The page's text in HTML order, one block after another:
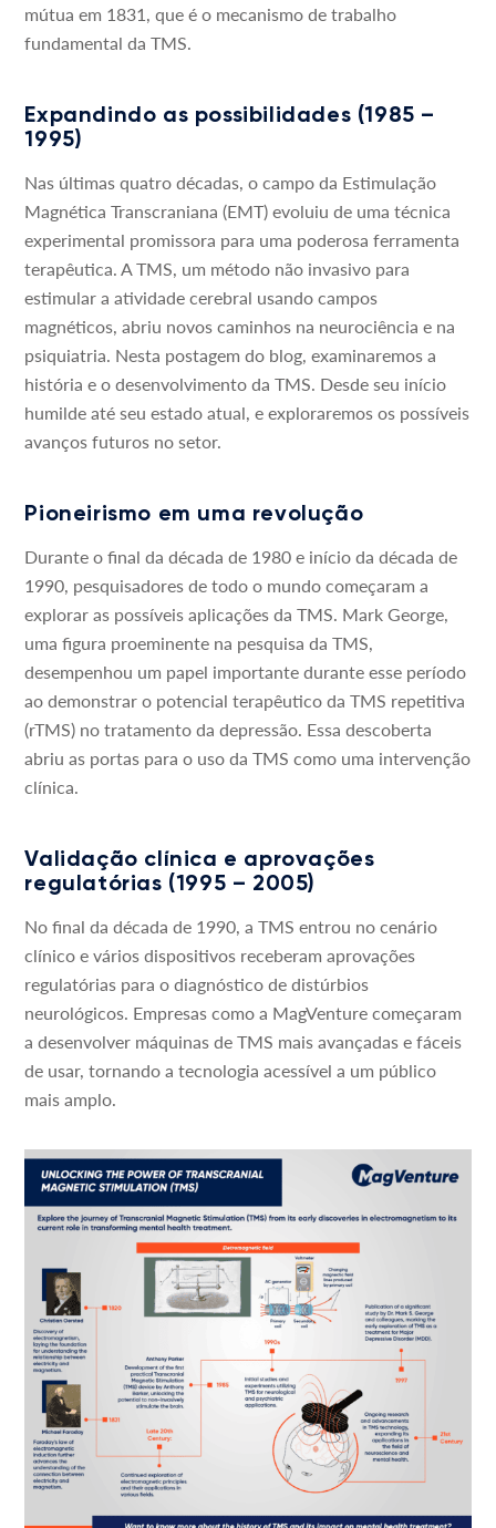
mútua em 1831, que é o mecanismo de trabalho
fundamental da TMS.
Expandindo as possibilidades (1985 –
1995)
Nas últimas quatro décadas, o campo da Estimulação
Magnética Transcraniana (EMT) evoluiu de uma técnica
experimental promissora para uma poderosa ferramenta
terapêutica. A TMS, um método não invasivo para
estimular a atividade cerebral usando campos
magnéticos, abriu novos caminhos na neurociência e na
psiquiatria. Nesta postagem do blog, examinaremos a
história e o desenvolvimento da TMS. Desde seu início
humilde até seu estado atual, e exploraremos os possíveis
avanços futuros no setor.
Pioneirismo em uma revolução
Durante o final da década de 1980 e início da década de
1990, pesquisadores de todo o mundo começaram a
explorar as possíveis aplicações da TMS. Mark George,
uma figura proeminente na pesquisa da TMS,
desempenhou um papel importante durante esse período
ao demonstrar o potencial terapêutico da TMS repetitiva
(rTMS) no tratamento da depressão. Essa descoberta
abriu as portas para o uso da TMS como uma intervenção
clínica.
Validação clínica e aprovações
regulatórias (1995 – 2005)
No final da década de 1990, a TMS entrou no cenário
clínico e vários dispositivos receberam aprovações
regulatórias para o diagnóstico de distúrbios
neurológicos. Empresas como a MagVenture começaram
a desenvolver máquinas de TMS mais avançadas e fáceis
de usar, tornando a tecnologia acessível a um público
mais amplo.